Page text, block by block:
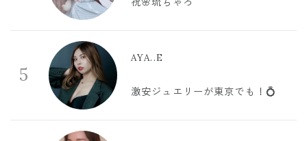
5
AYA..E
激安ジュエリーが東京でも！💍